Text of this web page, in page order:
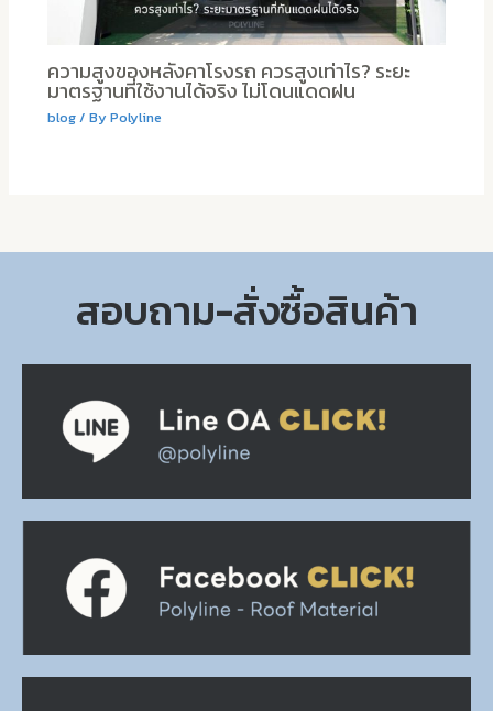
ความสูงของหลังคาโรงรถ ควรสูงเท่าไร? ระยะ
มาตรฐานที่ใช้งานได้จริง ไม่โดนแดดฝน
blog/ By Polyline
สอบถาม-สั่งซื้อสินค้า